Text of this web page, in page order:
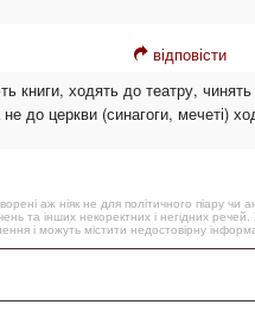
відповісти
книги, ходять до театру, чинять
до церкви (синагоги, мечеті)
аж ніяк не для політичного піару чи
та інших некоректних і негідних речей.
і можуть містити недостовірну